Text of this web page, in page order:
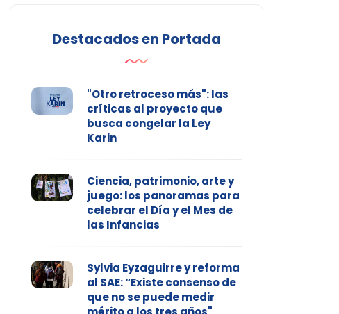
Destacados en Portada
"Otro retroceso más": las
críticas al proyecto que
busca congelar la Ley
Karin
Ciencia, patrimonio, arte y
juego: los panoramas para
celebrar el Día y el Mes de
las Infancias
Sylvia Eyzaguirre y reforma
al SAE: “Existe consenso de
que no se puede medir